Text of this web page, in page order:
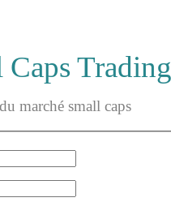
Caps Trading
marché small caps